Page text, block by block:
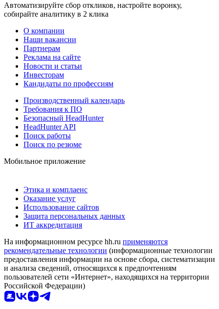
Автоматизируйте сбор откликов, настройте воронку,
собирайте аналитику в 2 клика
О компании
Наши вакансии
Партнерам
Реклама на сайте
Новости и статьи
Инвесторам
Кандидаты по профессиям
Производственный календарь
Требования к ПО
Безопасный HeadHunter
HeadHunter API
Поиск работы
Поиск по резюме
Мобильное приложение
Этика и комплаенс
Оказание услуг
Использование сайтов
Защита персональных данных
ИТ аккредитация
На информационном ресурсе hh.ru применяются
рекомендательные технологии (информационные технологии
предоставления информации на основе сбора, систематизации
и анализа сведений, относящихся к предпочтениям
пользователей сети «Интернет», находящихся на территории
Российской Федерации)